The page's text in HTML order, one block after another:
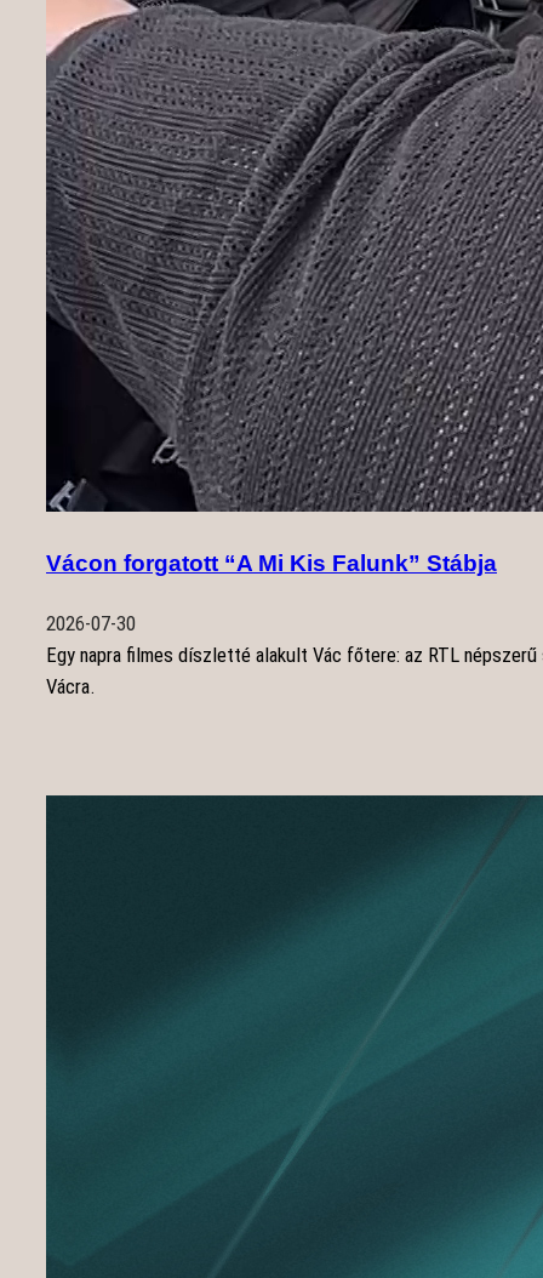
Vácon forgatott “A Mi Kis Falunk” Stábja
2026-07-30
Egy napra filmes díszletté alakult Vác főtere: az RTL
Vácra.